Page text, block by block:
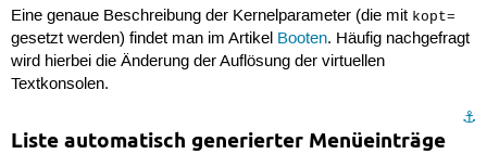
##      memtest86=false
# memtest86=true
## should update-grub adjust the value of the default
## can be true or false
# updatedefaultentry=false
Eine genaue Beschreibung der Kernelparameter (die mit kopt=
gesetzt werden) findet man im Artikel Booten. Häufig nachgefragt
wird hierbei die Änderung der Auflösung der virtuellen
Textkonsolen.
⚓︎
Liste automatisch generierter Menüeinträge